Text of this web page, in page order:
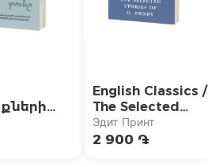
English Classics /
The Selected
Stories of
O.Henry / Օ.
Эдит Принт
2 900 ֏